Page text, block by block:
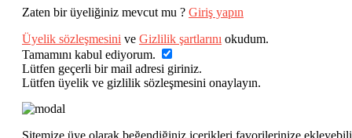
Zaten bir üyeliğiniz mevcut mu ? Giriş yapın
Üyelik sözleşmesini ve Gizlilik şartlarını okudum.
Tamamını kabul ediyorum.
Lütfen geçerli bir mail adresi giriniz.
Lütfen üyelik ve gizlilik sözleşmesini onaylayın.
Sitemize üye olarak beğendiğiniz içerikleri favorilerinize